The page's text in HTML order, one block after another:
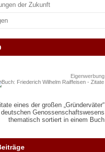
der Zukunft
Eigenwerbung
eines der großen „Gründerväter“
Genossenschaftswesens
thematisch sortiert in einem Buch